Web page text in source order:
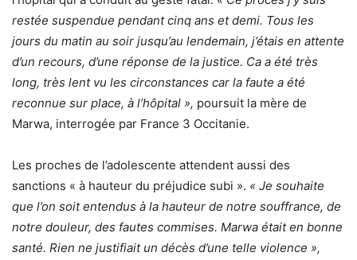
restée suspendue pendant cinq ans et demi. Tous les
jours du matin au soir jusqu’au lendemain, j’étais en attente
d’un recours, d’une réponse de la justice. Ca a été très
long, très lent vu les circonstances car la faute a été
reconnue sur place, à l’hôpital », poursuit la mère de
Marwa, interrogée par France 3 Occitanie.
Les proches de l’adolescente attendent aussi des
sanctions « à hauteur du préjudice subi ». « Je souhaite
que l’on soit entendus à la hauteur de notre souffrance, de
notre douleur, des fautes commises. Marwa était en bonne
santé. Rien ne justifiait un décès d’une telle violence »,